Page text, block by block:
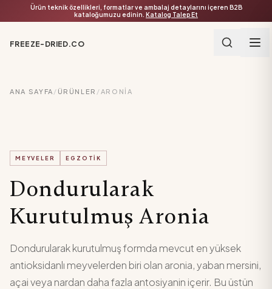
Ürün teknik özellikleri, formatlar ve ambalaj detaylarını içeren B2B
kataloğumuzu edinin. Katalog Talep Et
FREEZE-DRIED.CO
ANA SAYFA / ÜRÜNLER /ARONIA
MEYVELER EGZOTIK
Dondurularak
Kurutulmuş Aronia
Dondurularak kurutulmuş formda mevcut en yüksek
antioksidanlı meyvelerden biri olan aronia, yaban mersini,
açai veya nardan daha fazla antosiyanin içerir. Bu üstün